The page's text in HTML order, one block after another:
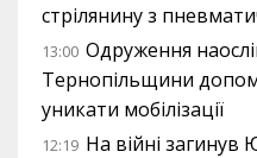
стрілянину з
13:00 Одруження
Тернопільщини
уникати мобілізації
12:19 На війні